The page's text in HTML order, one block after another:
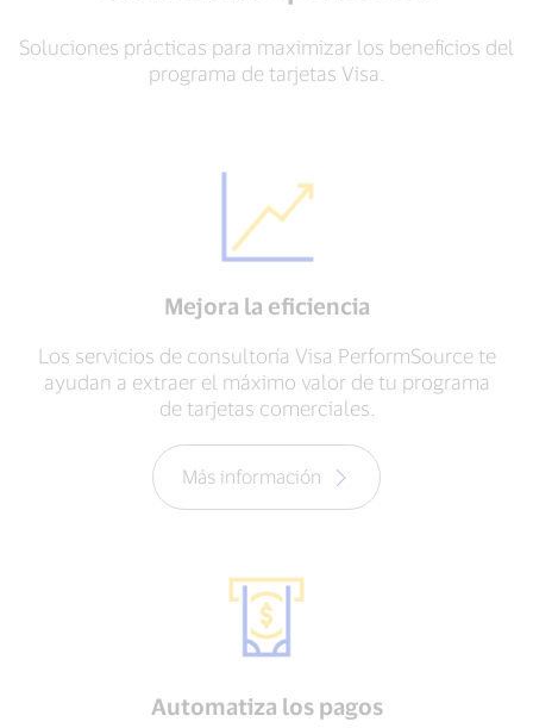
Soluciones prácticas para maximizar los beneficios del
programa de tarjetas Visa.
Mejora la eficiencia
Los servicios de consultoría Visa PerformSource te
ayudan a extraer el máximo valor de tu programa
de tarjetas comerciales.
Más información
Automatiza los pagos